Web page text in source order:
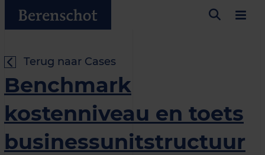
Terug naar Cases
Benchmark
kostenniveau en toets
businessunitstructuur